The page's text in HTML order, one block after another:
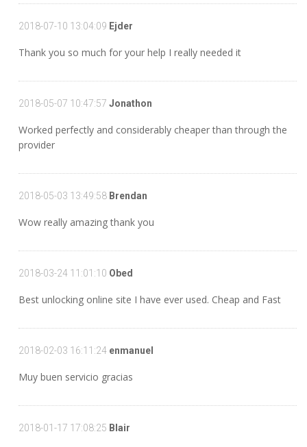
2018-07-10 13:04:09 Ejder
Thank you so much for your help I really needed it
2018-05-07 10:47:57 Jonathon
Worked perfectly and considerably cheaper than through the
provider
2018-05-03 13:49:58 Brendan
Wow really amazing thank you
2018-03-24 11:01:10 Obed
Best unlocking online site I have ever used. Cheap and Fast
2018-02-03 16:11:24 enmanuel
Muy buen servicio gracias
2018-01-17 17:08:25 Blair